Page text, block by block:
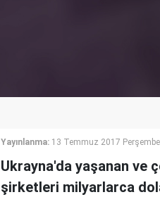
Yayınlanma: 13 Temmuz 2017
Ukrayna'da yaşanan ve
şirketleri milyarlarca